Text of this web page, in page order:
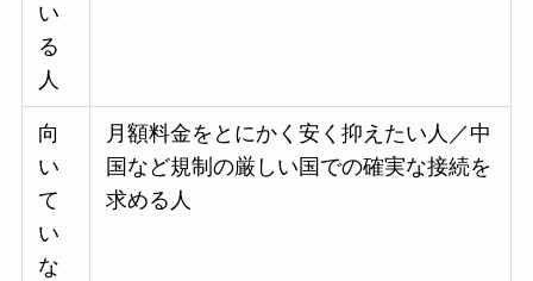
い
る
人
向
い
て
い
な
月額料金をとにかく安く抑えたい人／中
国など規制の厳しい国での確実な接続を
求める人